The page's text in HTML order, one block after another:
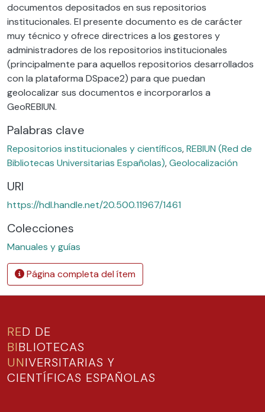
documentos depositados en sus repositorios
institucionales. El presente documento es de carácter
muy técnico y ofrece directrices a los gestores y
administradores de los repositorios institucionales
(principalmente para aquellos repositorios desarrollados
con la plataforma DSpace2) para que puedan
geolocalizar sus documentos e incorporarlos a
GeoREBIUN.
Palabras clave
Repositorios institucionales y científicos,REBIUN (Red de
Bibliotecas Universitarias Españolas),Geolocalización
URI
https://hdl.handle.net/20.500.11967/1461
Colecciones
Manuales y guías
Página completa del ítem
RED DE
BIBLIOTECAS
UNIVERSITARIAS Y
CIENTÍFICAS ESPAÑOLAS